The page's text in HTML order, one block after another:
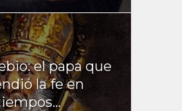
el papa que
la fe en